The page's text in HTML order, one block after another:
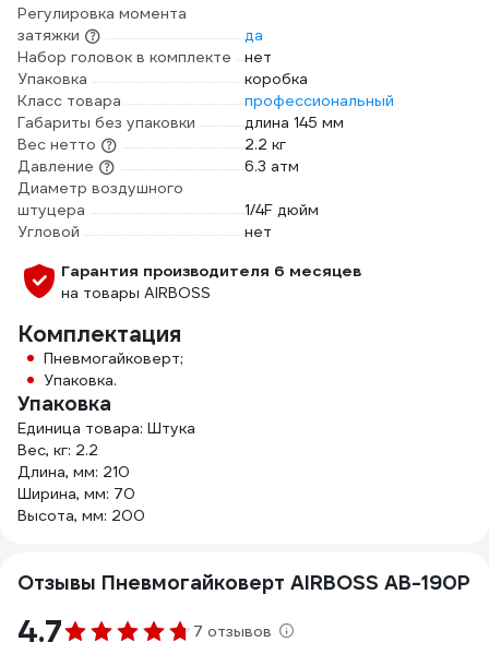
Регулировка момента
затяжки
да
Набор головок в комплекте
нет
Упаковка
коробка
Класс товара
профессиональный
Габариты без упаковки
длина 145 мм
Вес нетто
2.2 кг
Давление
6.3 атм
Диаметр воздушного
штуцера
1/4F дюйм
Угловой
нет
Гарантия производителя 6 месяцев
на товары AIRBOSS
Комплектация
Пневмогайковерт;
Упаковка.
Упаковка
Единица товара: Штука
Вес, кг: 2.2
Длина, мм: 210
Ширина, мм: 70
Высота, мм: 200
Отзывы Пневмогайковерт AIRBOSS AB-190P
4.7 7 отзывов